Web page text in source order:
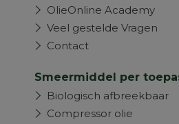
OlieOnline Academy
Veel gestelde Vragen
Contact
Smeermiddel per
Biologisch afbreekbaar
Compressor olie